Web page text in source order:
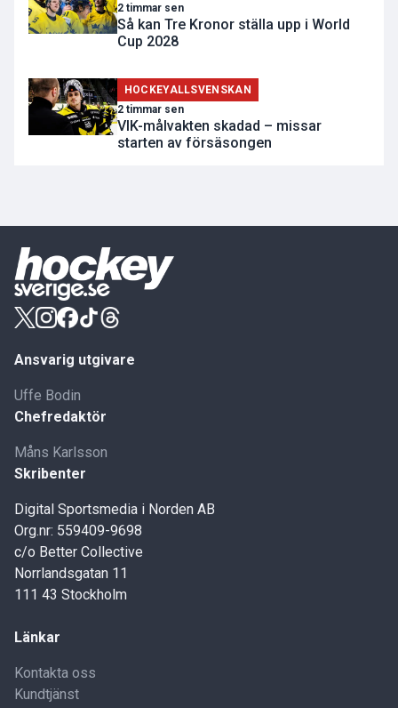
2 timmar sen
Så kan Tre Kronor ställa upp i World
Cup 2028
HOCKEYALLSVENSKAN
2 timmar sen
VIK-målvakten skadad – missar
starten av försäsongen
Ansvarig utgivare
Uffe Bodin
Chefredaktör
Måns Karlsson
Skribenter
Digital Sportsmedia i Norden AB
Org.nr: 559409-9698
c/o Better Collective
Norrlandsgatan 11
111 43 Stockholm
Länkar
Kontakta oss
Kundtjänst